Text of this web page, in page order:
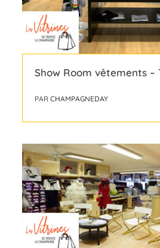
Show Room vêtements –
PAR CHAMPAGNEDAY